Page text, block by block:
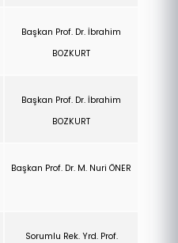
Başkan Prof. Dr. İbrahim
BOZKURT
Başkan Prof. Dr. İbrahim
BOZKURT
Başkan Prof. Dr. M. Nuri ÖNER
Sorumlu Rek. Yrd. Prof.